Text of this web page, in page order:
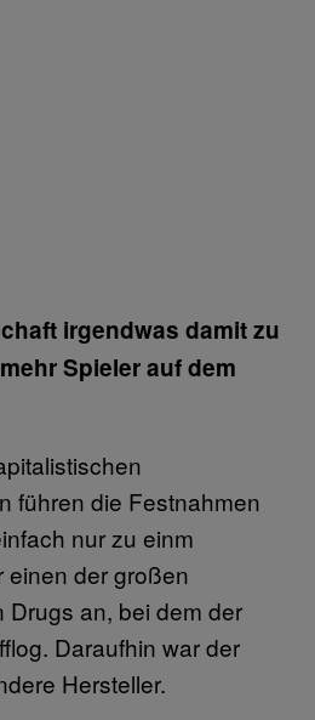
irgendwas damit zu
Spieler auf dem
führen die Festnahmen
nur zu einm
einen der großen
Drugs an, bei dem der
Daraufhin war der
Hersteller.